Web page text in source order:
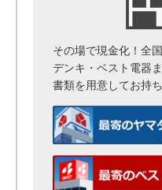
その場で現金化！全
デンキ・ベスト電器
書類を用意してお持